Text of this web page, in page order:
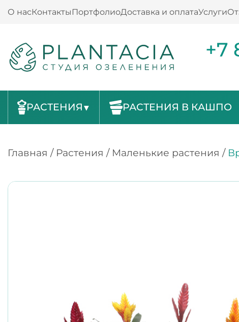
О насКонтакты ПортфолиоДоставка и оплатаУслуги
+7
РАСТЕНИЯ РАСТЕНИЯ В КАШПО
Главная / Растения / Маленькие растения /